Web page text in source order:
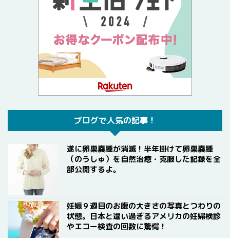
ブログで人気の記事！
遂に卵巣嚢腫が消滅！半年掛けて卵巣嚢腫
（のうしゅ）を自然治癒・克服した記録を全
部公開するよ。
妊娠９週目のお腹の大きさの写真とつわりの
状態。日本と違い過ぎるアメリカの妊婦検診
やエコー検査の回数に驚愕！